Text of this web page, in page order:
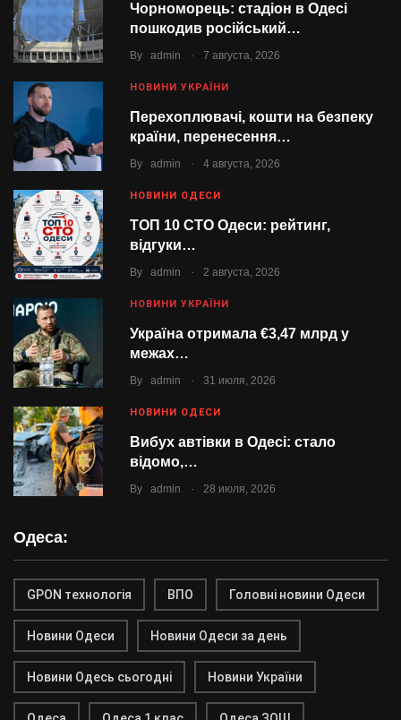
Чорноморець: стадіон в Одесі
пошкодив російський…
By admin . 7 августа, 2026
НОВИНИ УКРАЇНИ
Перехоплювачі, кошти на безпеку
країни, перенесення…
By admin . 4 августа, 2026
НОВИНИ ОДЕСИ
ТОП 10 СТО Одеси: рейтинг,
відгуки…
By admin . 2 августа, 2026
НОВИНИ УКРАЇНИ
Україна отримала €3,47 млрд у
межах…
By admin . 31 июля, 2026
НОВИНИ ОДЕСИ
Вибух автівки в Одесі: стало
відомо,…
By admin . 28 июля, 2026
Одеса:
GPON технологія ВПО Головні новини Одеси
Новини Одеси Новини Одеси за день
Новини Одесь сьогодні Новини України